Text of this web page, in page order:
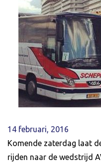
14 februari, 2016
Komende zaterdag laat
rijden naar de wedstrijd